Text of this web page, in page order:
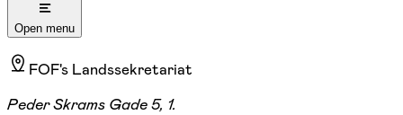
Open menu
FOF's Landssekretariat
Peder Skrams Gade 5, 1.